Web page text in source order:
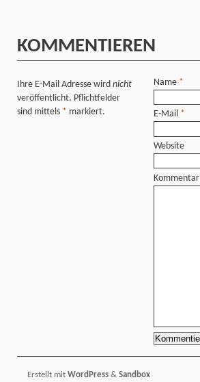
KOMMENTIEREN
Ihre E-Mail Adresse wird nicht
veröffentlicht. Pflichtfelder
sind mittels * markiert.
Name *
E-Mail *
Website
Kommentar
Erstellt mit WordPress & Sandbox